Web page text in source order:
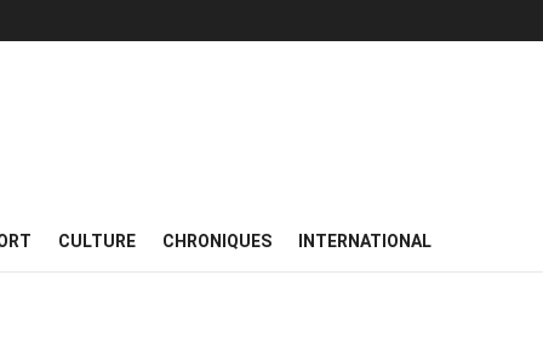
CULTURE CHRONIQUES INTERNATIONAL